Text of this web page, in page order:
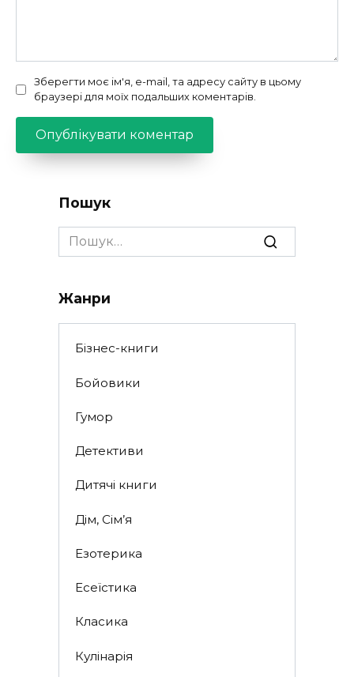
Зберегти моє ім'я, e-mail, та адресу сайту в цьому
браузері для моїх подальших коментарів.
Пошук
Search
for:
Жанри
Бізнес-книги
Бойовики
Гумор
Детективи
Дитячі книги
Дім, Сім’я
Езотерика
Есеїстика
Класика
Кулінарія